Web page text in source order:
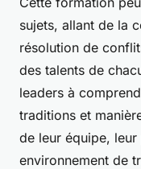
sujets, allant de la
résolution de
des talents de
leaders à
traditions et
de leur équipe,
environnement de